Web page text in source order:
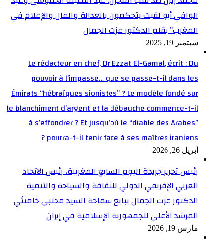
الوافي أبو لفيت يتحكمون بالعدالة والمال والإعلام في
المغرب” بقلم الدكتور عزت الجمال
سبتمبر 19, 2025
Le rédacteur en chef, Dr Ezzat El-Gamal, écrit : Du
pouvoir à l’impasse… que se passe-t-il dans les
Émirats “hébraïques sionistes” ? Le modèle fondé sur
le blanchiment d’argent et la débauche commence-t-il
à s’effondrer ? Et jusqu’où le “diable des Arabes”
pourra-t-il tenir face à ses maîtres iraniens ?
أبريل 26, 2026
رئيس تحرير جريدة اليوم السابع المغربية، رئيس الاتحاد
العربي الإفريقي الدولي للثقافة والسياحة والتنمية
الدكتور عزت الجمال يبايع سماحة السيد مجتبى خامنئي
المرشد الأعلى للجمهورية الإسلامية في إيران
مارس 19, 2026